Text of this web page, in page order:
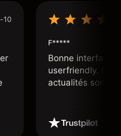
10
F*****
Bonne interface
userfriendly.
actualités sont